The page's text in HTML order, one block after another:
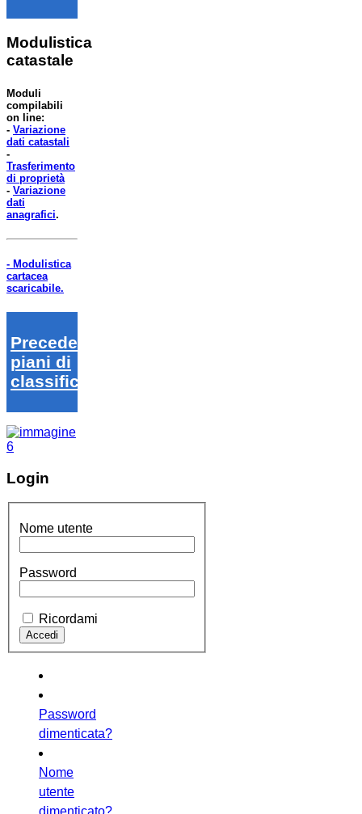
Modulistica
catastale
Moduli
compilabili
on line:
- Variazione
dati catastali
-
Trasferimento
di proprietà
- Variazione
dati
anagrafici.
- Modulistica
cartacea
scaricabile.
Precedenti
piani di
classifica
Login
Nome utente
Password
Ricordami
Password
dimenticata?
Nome
utente
dimenticato?